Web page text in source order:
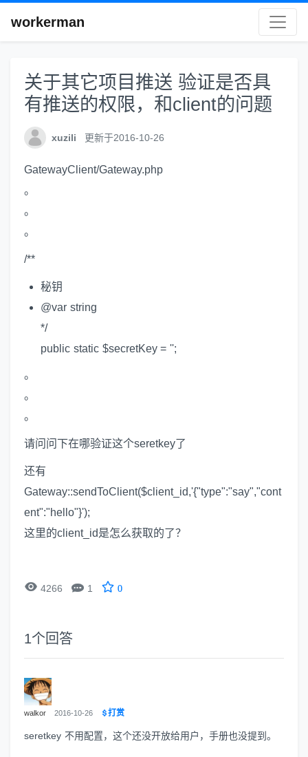
workerman
关于其它项目推送 验证是否具
有推送的权限，和client的问题
xuzili 更新于2016-10-26
GatewayClient/Gateway.php
。
。
。
/**
秘钥
@var string
*/
public static $secretKey = '';
。
。
。
请问问下在哪验证这个seretkey了
还有
Gateway::sendToClient($client_id,'{"type":"say","cont
ent":"hello"}');
这里的client_id是怎么获取的了？
 4266  1 0
1个回答
walkor 2016-10-26 打赏
seretkey 不用配置，这个还没开放给用户，手册也没提到。